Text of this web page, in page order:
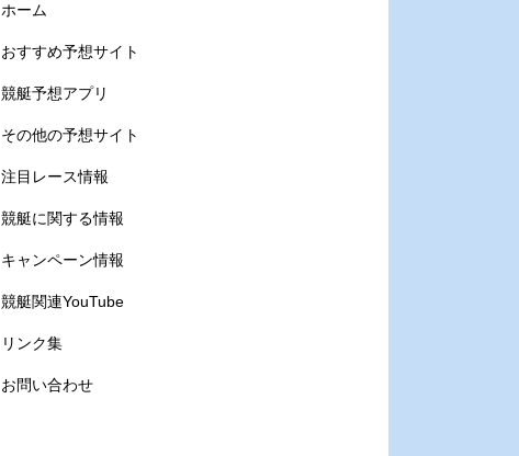
ホーム
おすすめ予想サイト
競艇予想アプリ
その他の予想サイト
注目レース情報
競艇に関する情報
キャンペーン情報
競艇関連YouTube
リンク集
お問い合わせ